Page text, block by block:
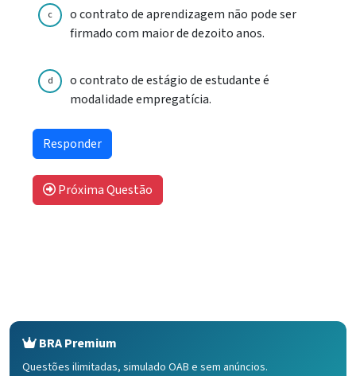
c
o contrato de aprendizagem não pode ser
firmado com maior de dezoito anos.
d
o contrato de estágio de estudante é
modalidade empregatícia.
Próxima Questão
BRA Premium
Questões ilimitadas, simulado OAB e sem anúncios.